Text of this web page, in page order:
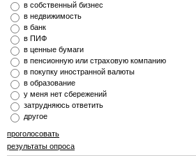
в собственный бизнес
в недвижимость
в банк
в ПИФ
в ценные бумаги
в пенсионную или страховую компанию
в покупку иностранной валюты
в образование
у меня нет сбережений
затрудняюсь ответить
другое
проголосовать
результаты опроса